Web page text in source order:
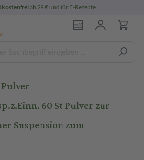
ab 29 € und für E-Rezepte
60 St Pulver zur
Suspension zum